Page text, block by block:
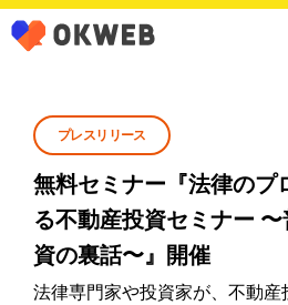
プレスリリース
無料セミナー『法律のプ
る不動産投資セミナー
資の裏話〜』開催
法律専門家や投資家が、不動